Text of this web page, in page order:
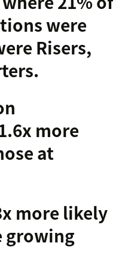
were
Risers,
more
at
more likely
growing